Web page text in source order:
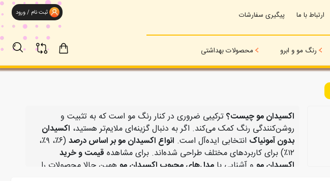
ارتباط با ما پیگیری سفارشات ثبت نام / ورود
رنگ مو و ابرو محصولات بهداشتی
اکسیدان مو چیست؟ترکیبی ضروری در کنار رنگ مو است که به تثبیت و
روشن‌کنندگی رنگ کمک می‌کند. اگر به دنبال گزینه‌ای ملایم‌تر هستید، اکسیدان
بدون آمونیاک انتخابی ایده‌آل است. انواع اکسیدان مو بر اساس درصد
(۶٪، ۹٪،
۱۲٪) برای کاربردهای مختلف طراحی شده‌اند. برای مشاهده
قیمت و خرید
اکسیدان مو و آشنایی با مدل‌های محبوب اکسیدان مو همین حالا محصولات را